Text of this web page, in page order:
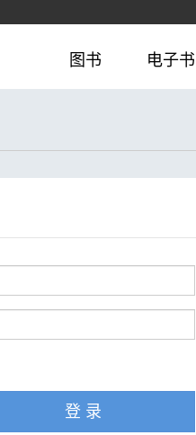
图书 电子书
登 录